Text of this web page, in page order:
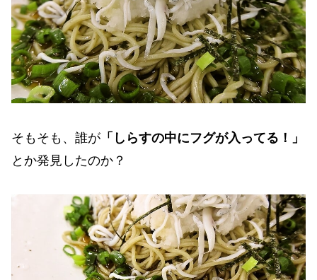
そもそも、誰が 「しらすの中にフグが入ってる！」
とか発見したのか？